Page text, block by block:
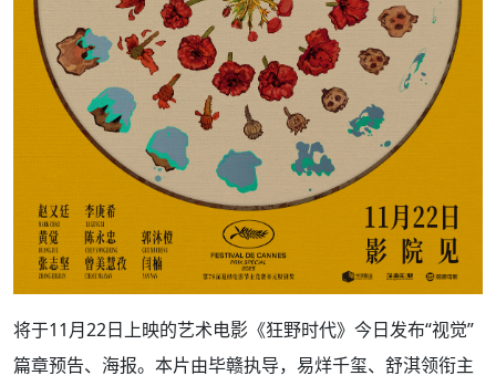
将于11月22日上映的艺术电影《狂野时代》今日发布“视觉”
篇章预告、海报。本片由毕赣执导，易烊千玺、舒淇领衔主